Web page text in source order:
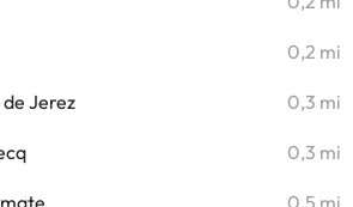
0,2 mi
Jerez 0,3 mi
0,3 mi
0,5 mi